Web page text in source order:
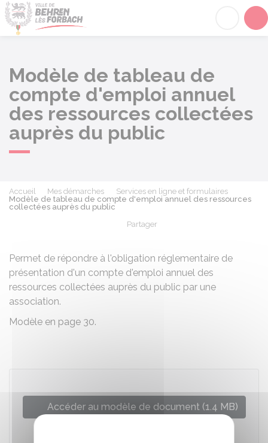
Modèle de tableau de
compte d'emploi annuel
des ressources collectées
auprès du public
Accueil Mes démarches
Services en ligne et formulaires
Modèle de tableau de compte d'emploi annuel des ressources
collectées auprès du public
Partager
Permet de répondre à l'obligation réglementaire de
présentation d'un compte d'emploi annuel des
ressources collectées auprès du public par une
association.
Modèle en page 30.
Accéder au modèle de document (1.4 MB)